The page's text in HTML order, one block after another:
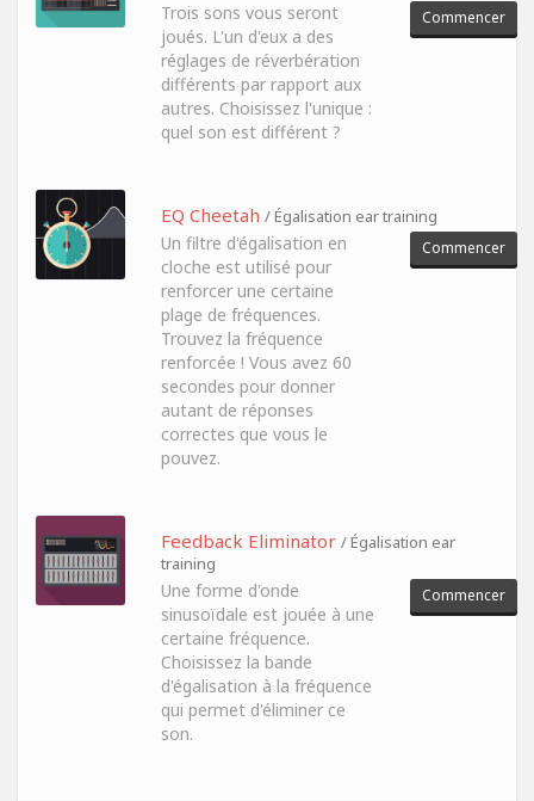
Trois sons vous seront
joués. L'un d'eux a des
réglages de réverbération
différents par rapport aux
autres. Choisissez l'unique :
quel son est différent ?
Commencer
EQ Cheetah / Égalisation ear training
Un filtre d'égalisation en
cloche est utilisé pour
renforcer une certaine
plage de fréquences.
Trouvez la fréquence
renforcée ! Vous avez 60
secondes pour donner
autant de réponses
correctes que vous le
pouvez.
Commencer
Feedback Eliminator / Égalisation ear
training
Une forme d'onde
sinusoïdale est jouée à une
certaine fréquence.
Choisissez la bande
d'égalisation à la fréquence
qui permet d'éliminer ce
son.
Commencer